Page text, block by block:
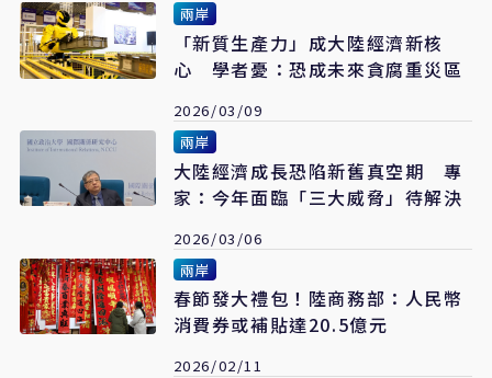
兩岸
「新質生產力」成大陸經濟新核
心 學者憂：恐成未來貪腐重災區
2026/03/09
兩岸
大陸經濟成長恐陷新舊真空期 專
家：今年面臨「三大威脅」待解決
2026/03/06
兩岸
春節發大禮包！陸商務部：人民幣
消費券或補貼達20.5億元
2026/02/11